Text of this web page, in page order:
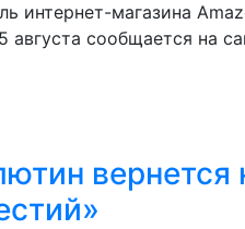
интернет-магазина
сообщается на
вернется